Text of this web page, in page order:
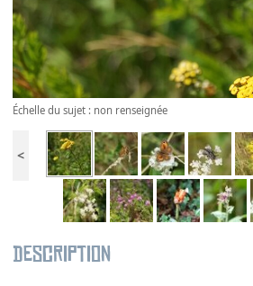
Échelle du sujet : non renseignée
<
Description